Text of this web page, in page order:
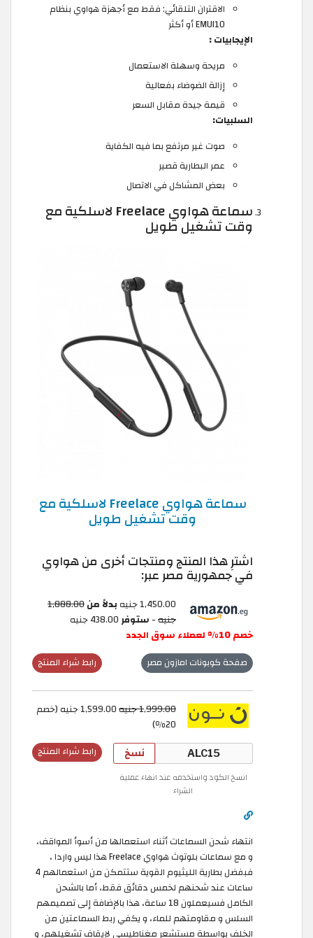
الاقتران التلقائي: فقط مع أجهزة هواوي بنظام
EMUI10 أو أكثر
الإيجابيات :
مريحة وسهلة الاستعمال
إزالة الضوضاء بفعالية
قيمة جيدة مقابل السعر
السلبيات:
صوت غير مرتفع بما فيه الكفاية
عمر البطارية قصير
بعض المشاكل في الاتصال
سماعة هواوي Freelace لاسلكية مع
وقت تشغيل طويل
سماعة هواوي Freelace لاسلكية مع
وقت تشغيل طويل
اشترِ هذا المنتج ومنتجات أخرى من هواوي
في جمهورية مصر عبر:
1,450.00 جنيه بدلاً من1,888.00
جنيه- ستوفر
خصم 10% لعملاء سوق الجدد
رابط شراء المنتج صفحة كوبونات امازون مصر
1,999.00 جنيه
1,599.00 جنيه (خصم
20٪)
رابط شراء المنتج نسخ
انسخ الكود واستخدمه عند انهاء عملية
الشراء
انتهاء شحن السماعات أثناء استعمالها من أسوأ المواقف،
و مع سماعات بلوتوث هواوي Freelace هذا ليس واردا ،
فبفضل بطارية الليثيوم القوية ستتمكن من استعمالهم 4
ساعات عند شحنهم لخمس دقائق فقط، أما بالشحن
الكامل فسيعملون 18 ساعة، هذا بالإضافة إلى تصميمهم
السلس و مقاومتهم للماء، و يكفي ربط السماعتين من
الخلف بواسطة مستشعر مغناطيسي لإيقاف تشغيلهم، و